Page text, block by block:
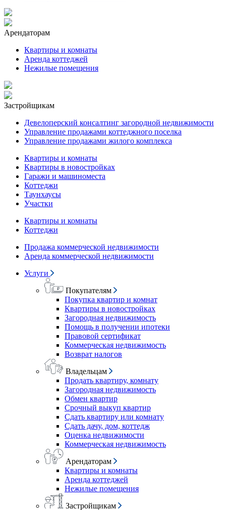
Арендаторам
Квартиры и комнаты
Аренда коттеджей
Нежилые помещения
Застройщикам
Девелоперский консалтинг загородной недвижимости
Управление продажами коттеджного поселка
Управление продажами жилого комплекса
Квартиры и комнаты
Квартиры в новостройках
Гаражи и машиноместа
Коттеджи
Таунхаусы
Участки
Квартиры и комнаты
Коттеджи
Продажа коммерческой недвижимости
Аренда коммерческой недвижимости
Услуги
Покупателям
Покупка квартир и комнат
Квартиры в новостройках
Загородная недвижимость
Помощь в получении ипотеки
Правовой сертификат
Коммерческая недвижимость
Возврат налогов
Владельцам
Продать квартиру, комнату
Загородная недвижимость
Обмен квартир
Срочный выкуп квартир
Сдать квартиру или комнату
Сдать дачу, дом, коттедж
Оценка недвижимости
Коммерческая недвижимость
Арендаторам
Квартиры и комнаты
Аренда коттеджей
Нежилые помещения
Застройщикам